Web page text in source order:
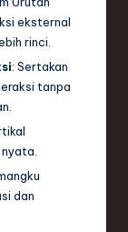
eksternal
rinci.
: Sertakan
tanpa
dan